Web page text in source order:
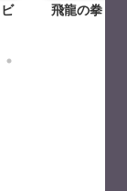
の書徹底攻略ガイ